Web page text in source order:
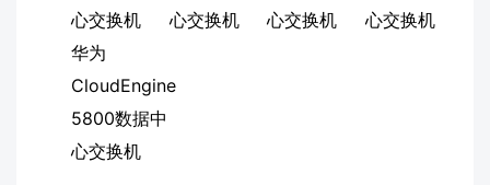
心交换机
心交换机
心交换机
心交换机
华为
CloudEngine
5800数据中
心交换机